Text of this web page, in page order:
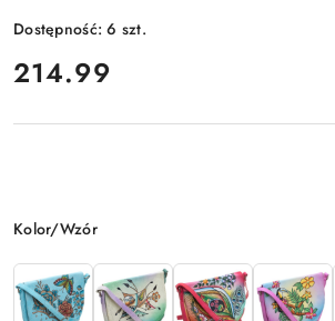
Dostępność:6 szt.
cena:
214.99
Wariant
Kolor/Wzór